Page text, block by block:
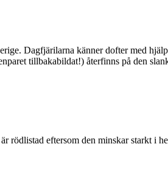
Dagfjärilarna känner dofter med
tillbakabildat!) återfinns på den
eftersom den minskar starkt i